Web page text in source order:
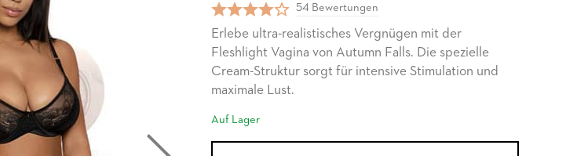
54 Bewertungen
Erlebe ultra-realistisches Vergnügen mit der
Fleshlight Vagina von Autumn Falls. Die spezielle
Cream-Struktur sorgt für intensive Stimulation und
maximale Lust.
Auf Lager